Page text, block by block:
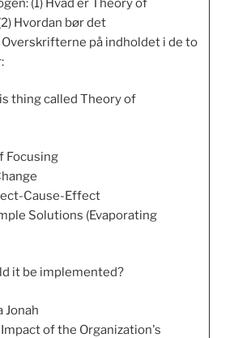
(1) Hvad er Theory of
Hvordan bør det
på indholdet i de to
thing called Theory of
Focusing
Cause-Effect
Solutions (Evaporating
it be implemented?
Jonah
of the Organization's